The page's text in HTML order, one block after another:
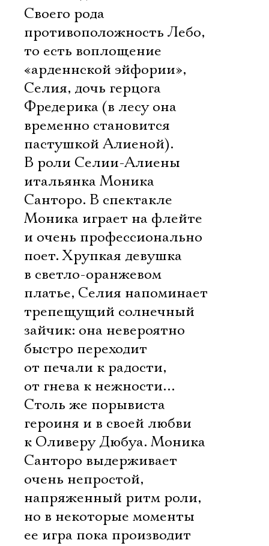
Своего рода
противоположность Лебо,
то есть воплощение
«арденнской эйфории», 
Селия, дочь герцога
Фредерика (в лесу она
временно становится
пастушкой Алиеной).
В роли Селии-Алиены 
итальянка Моника
Санторо. В спектакле
Моника играет на флейте
и очень профессионально
поет. Хрупкая девушка
в светло-оранжевом
платье, Селия напоминает
трепещущий солнечный
зайчик: она невероятно
быстро переходит
от печали к радости,
от гнева к нежности…
Столь же порывиста
героиня и в своей любви
к Оливеру Дюбуа. Моника
Санторо выдерживает
очень непростой,
напряженный ритм роли,
но в некоторые моменты
ее игра пока производит